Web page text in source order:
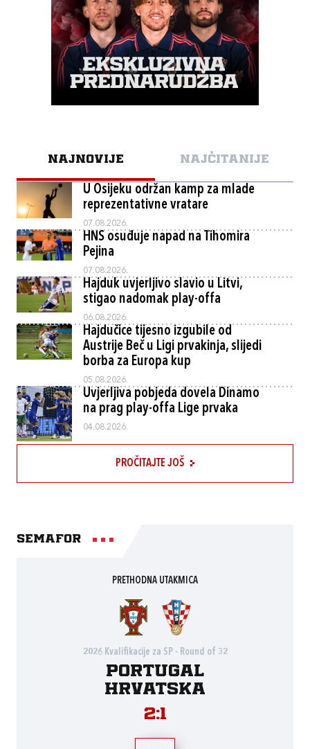
NAJNOVIJE NAJČITANIJE
U Osijeku održan kamp za mlade
reprezentativne vratare
07.08.2026.
HNS osuđuje napad na Tihomira
Pejina
07.08.2026.
Hajduk uvjerljivo slavio u Litvi,
stigao nadomak play-offa
06.08.2026.
Hajdučice tijesno izgubile od
Austrije Beč u Ligi prvakinja, slijedi
borba za Europa kup
05.08.2026.
Uvjerljiva pobjeda dovela Dinamo
na prag play-offa Lige prvaka
04.08.2026.
PROČITAJTE JOŠ
Semafor
PRETHODNA UTAKMICA
2026 Kvalifikacije za SP - Round of 32
Portugal
Hrvatska
2:1